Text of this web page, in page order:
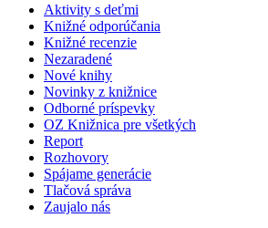
Aktivity s deťmi
Knižné odporúčania
Knižné recenzie
Nezaradené
Nové knihy
Novinky z knižnice
Odborné príspevky
OZ Knižnica pre všetkých
Report
Rozhovory
Spájame generácie
Tlačová správa
Zaujalo nás